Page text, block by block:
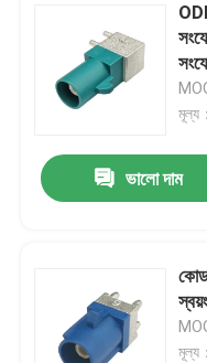
বাড়ি
ভিডিও
ভালো দাম
কোড